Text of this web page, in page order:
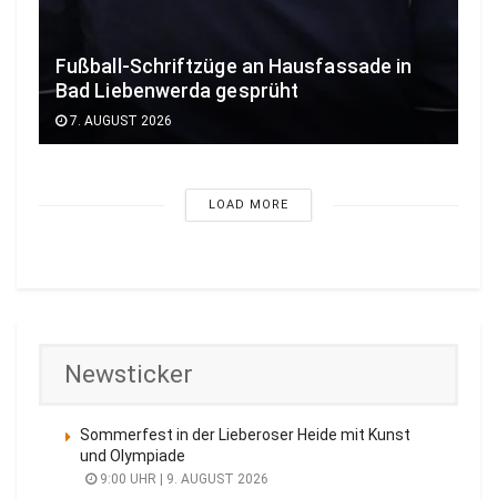
Fußball-Schriftzüge an Hausfassade in
Bad Liebenwerda gesprüht
7. AUGUST 2026
LOAD MORE
Newsticker
Sommerfest in der Lieberoser Heide mit Kunst
und Olympiade
9:00 UHR | 9. AUGUST 2026